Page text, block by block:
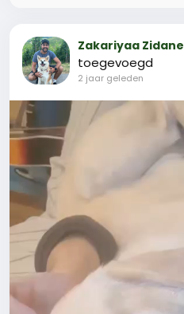
Zakariyaa Zidane
toegevoegd
2 jaar geleden